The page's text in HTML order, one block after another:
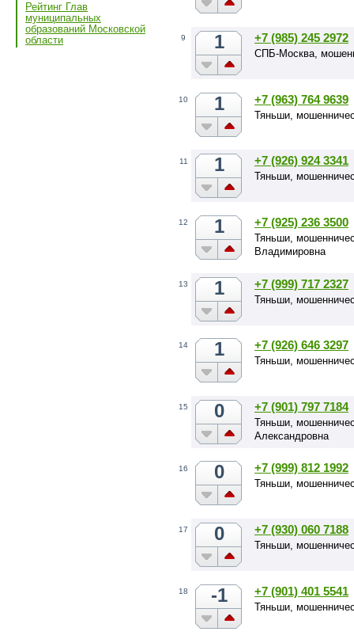
Рейтинг Глав
муниципальных
образований Московской
области
9 1 +7 (985) 245 2972
СПБ-Москва,
10 1 +7 (963) 764 9639
Тяньши,
11 1 +7 (926) 924 3341
Тяньши,
12 1 +7 (925) 236 3500
Тяньши,
Владимировна
13 1 +7 (999) 717 2327
Тяньши,
14 1 +7 (926) 646 3297
Тяньши,
15 0 +7 (901) 797 7184
Тяньши,
Александровна
16 0 +7 (999) 812 1992
Тяньши,
17 0 +7 (930) 060 7188
Тяньши,
18 -1 +7 (901) 401 5541
Тяньши,